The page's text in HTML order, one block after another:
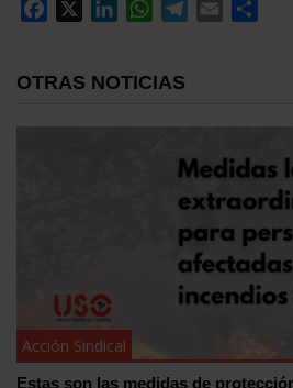
Facebook LinkedInWhatsApp
Telegram
Email
OTRAS NOTICIAS
Acción Sindical
Estas son las medidas de